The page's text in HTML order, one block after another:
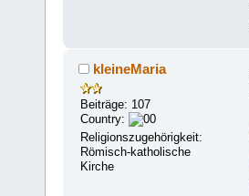
kleineMaria
Beiträge: 107
Country:
Religionszugehörigkeit:
Römisch-katholische
Kirche